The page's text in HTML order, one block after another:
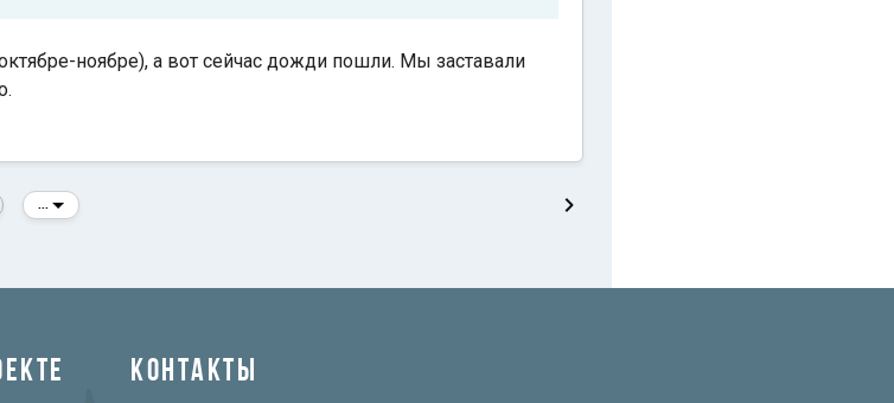
ноябре), а вот сейчас дожди пошли. Мы заставали
КОНТАКТЫ